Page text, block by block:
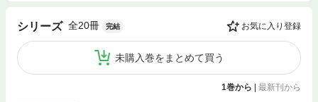
シリーズ 全20冊 完結 お気に入り登録
未購入巻をまとめて買う
1巻から | 最新刊から